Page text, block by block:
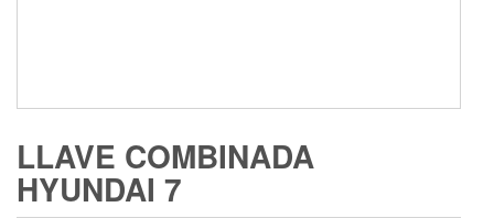
LLAVE COMBINADA
HYUNDAI 7